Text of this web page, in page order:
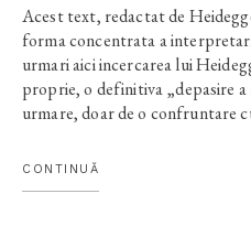
Acest text, redactat de
forma concentrata a
urmari aici incercarea lui
proprie, o definitiva „depasire
urmare, doar de o confruntare
nu reprezinta decat o epoca
Chipul acestei epoci capata
CONTINUĂ